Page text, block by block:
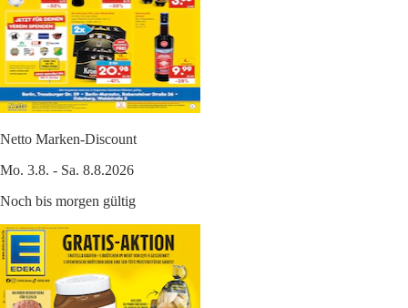
Netto Marken-Discount
Mo. 3.8. - Sa. 8.8.2026
Noch bis morgen gültig